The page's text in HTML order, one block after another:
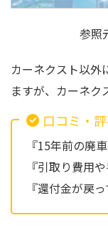
参照
カーネクスト以外
ますが、カーネク
口コミ・
『15年前の廃
『引取り費用
『還付金が戻